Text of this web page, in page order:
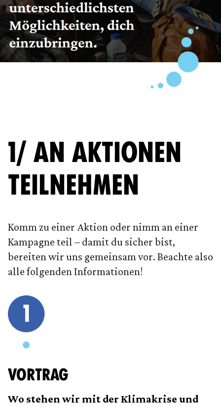
1/ AN AKTIONEN
TEILNEHMEN
Komm zu einer Aktion oder nimm an einer
Kampagne teil – damit du sicher bist,
bereiten wir uns gemeinsam vor. Beachte also
alle folgenden Informationen!
VORTRAG
Wo stehen wir mit der Klimakrise und